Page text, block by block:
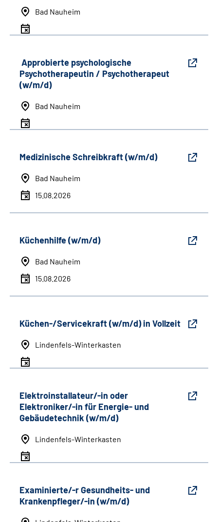
Bad Nauheim
Approbierte psychologische
Psychotherapeutin / Psychotherapeut
(w/m/d)
Bad Nauheim
Medizinische Schreibkraft (w/m/d)
Bad Nauheim
15.08.2026
Küchenhilfe (w/m/d)
Bad Nauheim
15.08.2026
Küchen-/Servicekraft (w/m/d) in Vollzeit
Lindenfels-Winterkasten
Elektroinstallateur/-in oder
Elektroniker/-in für Energie- und
Gebäudetechnik (w/m/d)
Lindenfels-Winterkasten
Examinierte/-r Gesundheits- und
Krankenpfleger/-in (w/m/d)